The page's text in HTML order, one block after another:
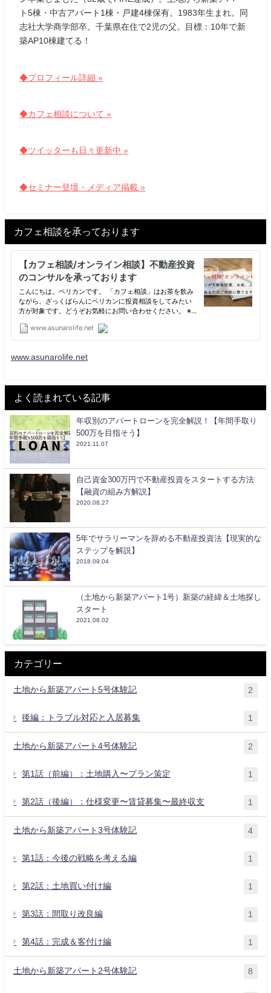
ト5棟・中古アパート1棟・戸建4棟保有。1983年生まれ。同
志社大学商学部卒。千葉県在住で2児の父。目標：10年で新
築AP10棟建てる！
◆プロフィール詳細 »
◆カフェ相談について »
◆ツイッターも日々更新中 »
◆セミナー登壇・メディア掲載 »
カフェ相談を承っております
www.asunarolife.net
よく読まれている記事
年収別のアパートローンを完全解説！【年間手取り
500万を目指そう】
2021.11.07
自己資金300万円で不動産投資をスタートする方法
【融資の組み方解説】
2020.08.27
5年でサラリーマンを辞める不動産投資法【現実的な
ステップを解説】
2018.09.04
（土地から新築アパート1号）新築の経緯＆土地探し
スタート
2021.08.02
カテゴリー
土地から新築アパート5号体験記 2
後編：トラブル対応と入居募集 1
土地から新築アパート4号体験記 2
第1話（前編）：土地購入〜プラン策定 1
第2話（後編）：仕様変更〜賃貸募集〜最終収支 1
土地から新築アパート3号体験記 4
第1話：今後の戦略を考える編 1
第2話：土地買い付け編 1
第3話：間取り改良編 1
第4話：完成＆客付け編 1
土地から新築アパート2号体験記 8